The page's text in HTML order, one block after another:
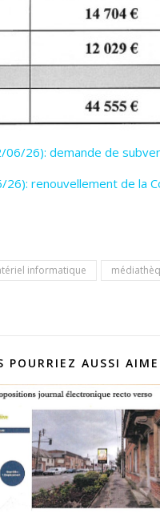
06/26): demande de
26): renouvellement de la
informatique
POURRIEZ AUSSI